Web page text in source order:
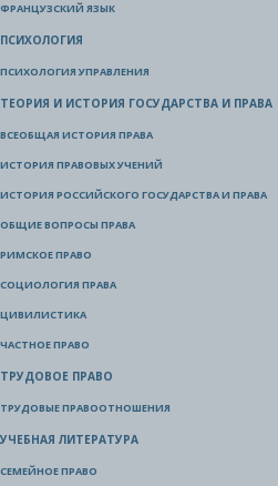
ФРАНЦУЗСКИЙ ЯЗЫК
ПСИХОЛОГИЯ
ПСИХОЛОГИЯ УПРАВЛЕНИЯ
ТЕОРИЯ И ИСТОРИЯ ГОСУДАРСТВА И ПРАВА
ВСЕОБЩАЯ ИСТОРИЯ ПРАВА
ИСТОРИЯ ПРАВОВЫХ УЧЕНИЙ
ИСТОРИЯ РОССИЙСКОГО ГОСУДАРСТВА И ПРАВА
ОБЩИЕ ВОПРОСЫ ПРАВА
РИМСКОЕ ПРАВО
СОЦИОЛОГИЯ ПРАВА
ЦИВИЛИСТИКА
ЧАСТНОЕ ПРАВО
ТРУДОВОЕ ПРАВО
ТРУДОВЫЕ ПРАВООТНОШЕНИЯ
УЧЕБНАЯ ЛИТЕРАТУРА
СЕМЕЙНОЕ ПРАВО